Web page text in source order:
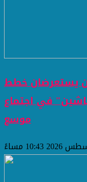
يستعرضان خطط
في اجتماع
موسع